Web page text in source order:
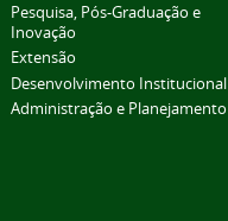
Pesquisa, Pós-Graduação e
Inovação
Extensão
Desenvolvimento Institucional
Administração e Planejamento